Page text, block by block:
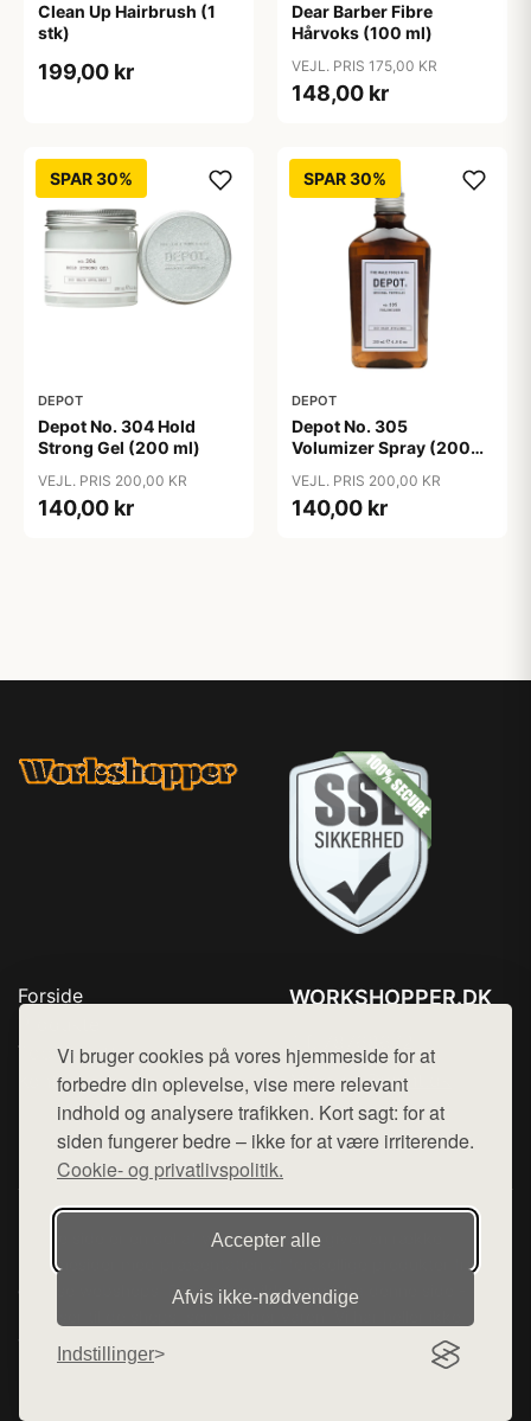
Vi bruger cookies på vores hjemmeside for at
forbedre din oplevelse, vise mere relevant
indhold og analysere trafikken. Kort sagt: for at
siden fungerer bedre – ikke for at være irriterende.
Cookie- og privatlivspolitik.
Accepter alle
Afvis ikke‑nødvendige
Indstillinger
Clean Up Hairbrush (1
stk)
199,00 kr
Dear Barber Fibre
Hårvoks (100 ml)
VEJL. PRIS 175,00 KR
148,00 kr
SPAR 30%
DEPOT
Depot No. 304 Hold
Strong Gel (200 ml)
VEJL. PRIS 200,00 KR
140,00 kr
SPAR 30%
DEPOT
Depot No. 305
Volumizer Spray (200
VEJL. PRIS 200,00 KR
140,00 kr
Forside
Top Rabatter
Kontakt
WORKSHOPPER.DK
Mail: hej@want.dk
Cookie- og privatlivspolitik
Denne side er en del af want.dk, der udgiver en række
hjemmesider med præsentation af forskellige produkter fra
diverse webshops. Der sælges ikke varer fra denne side - vi
henviser til de shops, som sælger varen. Vi har heller ikke
varerne på lager.